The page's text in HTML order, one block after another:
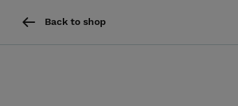
Back to shop